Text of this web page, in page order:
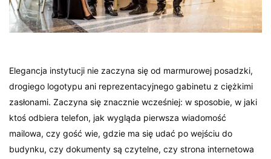
Elegancja instytucji nie zaczyna się od marmurowej posadzki,
drogiego logotypu ani reprezentacyjnego gabinetu z ciężkimi
zasłonami. Zaczyna się znacznie wcześniej: w sposobie, w jaki
ktoś odbiera telefon, jak wygląda pierwsza wiadomość
mailowa, czy gość wie, gdzie ma się udać po wejściu do
budynku, czy dokumenty są czytelne, czy strona internetowa